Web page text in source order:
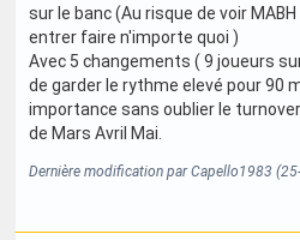
sur le banc (Au risque de voir
entrer faire n'importe quoi )
Avec 5 changements ( 9 joueurs
de garder le rythme elevé pour 90
importance sans oublier le
de Mars Avril Mai.
Dernière modification par Capello1983